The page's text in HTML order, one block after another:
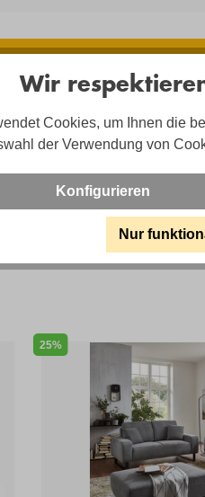
Hartung - und Ihr Team
02203 35826 220
shop@uni-polster.de
Mo-Fr. 10-19 Uhr
25%
Wir
Cookies, um Ihnen die
der Verwendung von
Konfigurieren
Nur